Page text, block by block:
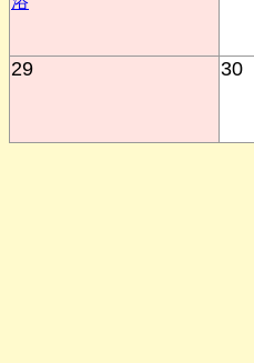
29 30